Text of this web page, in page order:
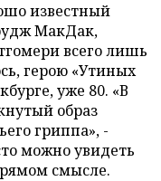
известный
МакДак,
всего лишь
герою «Утиных
уже 80. «В
образ
гриппа», -
можно увидеть
смысле.